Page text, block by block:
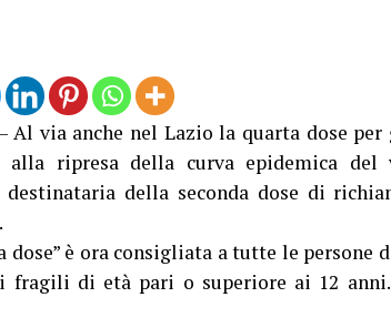
– Al via anche nel Lazio la quarta dose
alla ripresa della curva epidemica del
destinataria della seconda dose di
dose” è ora consigliata a tutte le persone
fragili di età pari o superiore ai 12